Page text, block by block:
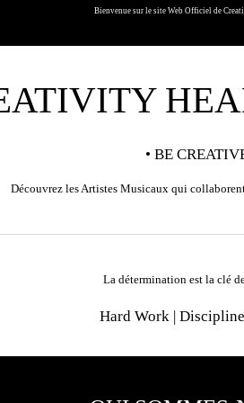
Bienvenue sur le site Web Officiel de
• BE
Découvrez les Artistes Musicaux qui
La détermination est la clé
Hard Work |